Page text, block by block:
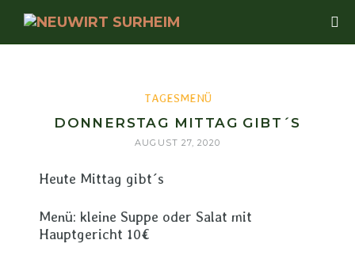
TAGESMENÜ
DONNERSTAG MITTAG GIBT´S
AUGUST 27, 2020
Heute Mittag gibt´s
Menü: kleine Suppe oder Salat mit
Hauptgericht 10€